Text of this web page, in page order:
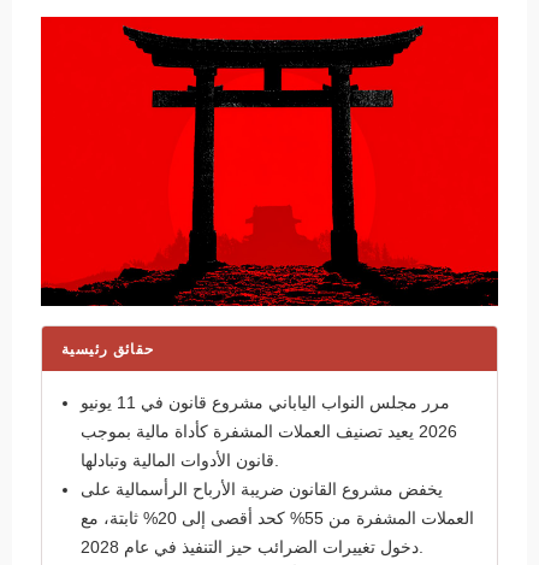
حقائق رئيسية
مرر مجلس النواب الياباني مشروع قانون في 11 يونيو
2026 يعيد تصنيف العملات المشفرة كأداة مالية بموجب
يخفض مشروع القانون ضريبة الأرباح الرأسمالية على
العملات المشفرة من 55% كحد أقصى إلى 20% ثابتة، مع